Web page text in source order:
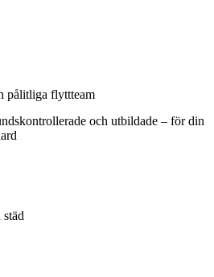
pålitliga flyttteam
och utbildade – för din